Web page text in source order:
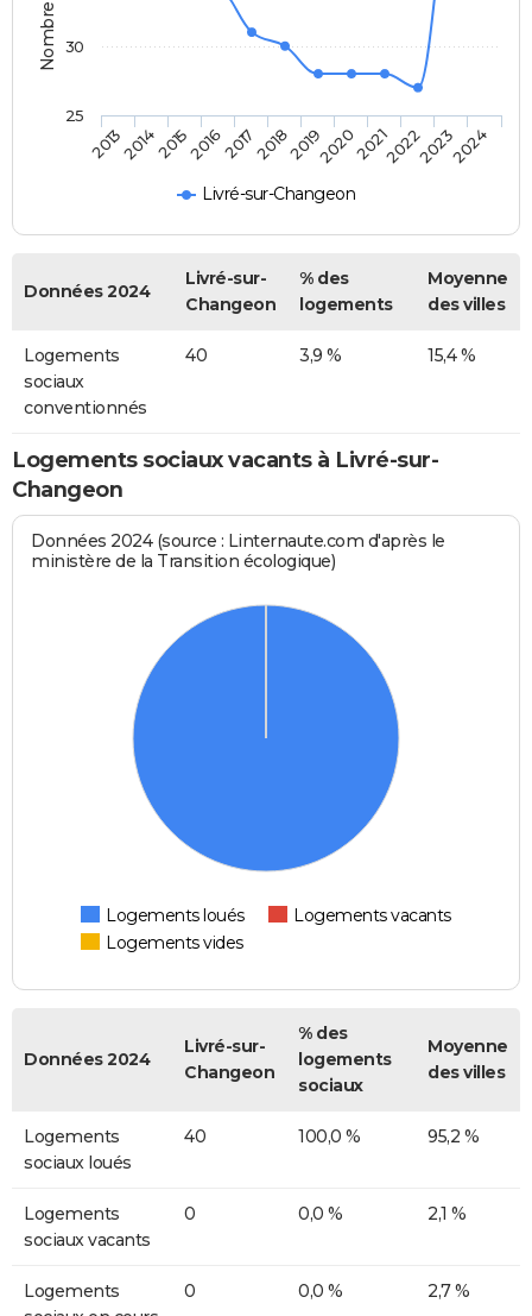
Livré-sur-Changeon
201320142015201620172018201920202021202220232024
25
30
Données 2024
Livré-sur-
Changeon
% des
logements
Moyenne
des villes
Logements
sociaux
conventionnés
40 3,9 % 15,4 %
Logements sociaux vacants à Livré-sur-
Changeon
Données 2024 (source : Linternaute.com d'après le
ministère de la Transition écologique)
Logements loués
Logements vacants
Logements vides
Données 2024
Livré-sur-
Changeon
% des
logements
sociaux
Moyenne
des villes
Logements
sociaux loués
40 100,0 % 95,2 %
Logements
sociaux vacants
0 0,0 % 2,1 %
Logements
0 0,0 % 2,7 %